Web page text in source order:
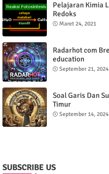
Pelajaran Kimia
Redoks
Maret 24, 2021
Radarhot com
education
September 21, 2024
Soal Garis Dan
Timur
September 14, 2024
SUBSCRIBE US